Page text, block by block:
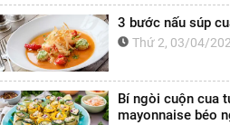
3 bước nấu súp
Thứ 2, 03/04/
Bí ngòi cuộn cua
mayonnaise béo